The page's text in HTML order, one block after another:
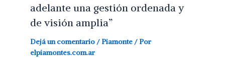
adelante una gestión ordenada y
de visión amplia”
Dejá un comentario /Piamonte / Por
elpiamontes.com.ar